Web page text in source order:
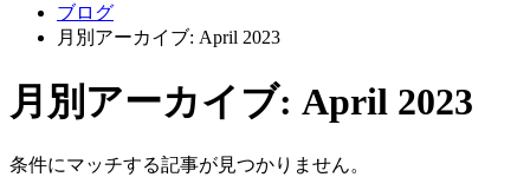
ブログ
月別アーカイブ: April 2023
月別アーカイブ: April 2023
条件にマッチする記事が見つかりません。